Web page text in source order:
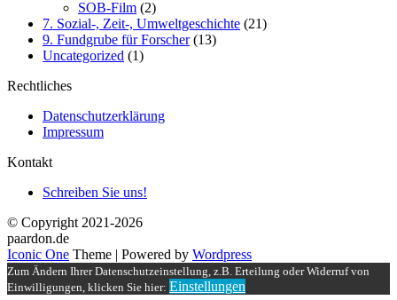
SOB-Film (2)
7. Sozial-, Zeit-, Umweltgeschichte (21)
9. Fundgrube für Forscher(13)
Uncategorized (1)
Rechtliches
Datenschutzerklärung
Impressum
Kontakt
Schreiben Sie uns!
© Copyright 2021-2026
paardon.de
Iconic One Theme | Powered by Wordpress
Zum Ändern Ihrer Datenschutzeinstellung, z.B. Erteilung oder Widerruf von
Einwilligungen, klicken Sie hier: Einstellungen